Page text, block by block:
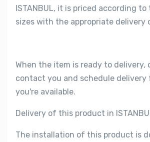
ISTANBUL, it is priced according
sizes with the appropriate delivery
When the item is ready to delivery,
contact you and schedule delivery
you're available.
Delivery of this product in
The installation of this product is